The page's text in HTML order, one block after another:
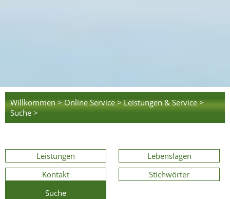
Willkommen > Online Service > Leistungen & Service >
Suche >
Leistungen
Lebenslagen
Kontakt
Stichwörter
Suche